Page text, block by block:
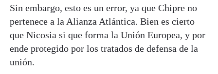
Sin embargo, esto es un error, ya que Chipre no
pertenece a la Alianza Atlántica. Bien es cierto
que Nicosia si que forma la Unión Europea, y por
ende protegido por los tratados de defensa de la
unión.